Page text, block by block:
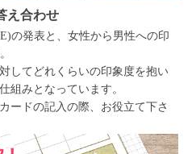
え合わせ
の発表と、女性から男性への印
してどれくらいの印象度を抱い
組みとなっています。
ードの記入の際、お役立て下さ